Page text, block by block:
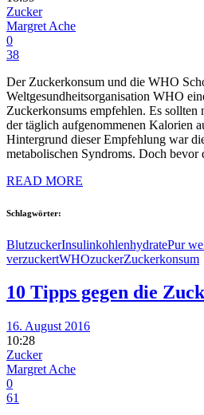
Zucker
Margret Ache
0
38
Der Zuckerkonsum und die WHO
Weltgesundheitsorganisation WHO
Zuckerkonsums empfehlen. Es sollten
der täglich aufgenommenen Kalorien
Hintergrund dieser Empfehlung war
metabolischen Syndroms. Doch
READ MORE
Schlagwörter:
BlutzuckerInsulinkohlenhydratePur
verzuckertWHOzuckerZuckerkonsum
10 Tipps gegen die
16. August 2016
10:28
Zucker
Margret Ache
0
61